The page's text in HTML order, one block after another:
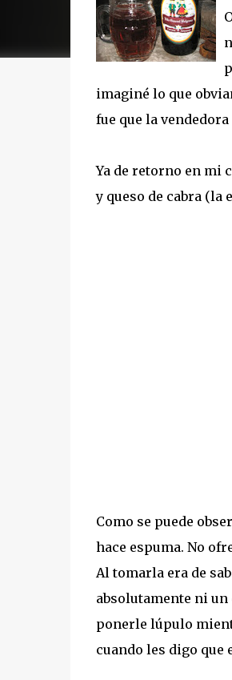
imaginé lo que
fue que la
Ya de retorno en mi
y queso de cabra (la
Como se puede
hace espuma. No
Al tomarla era de
absolutamente ni un
ponerle lúpulo
cuando les digo que